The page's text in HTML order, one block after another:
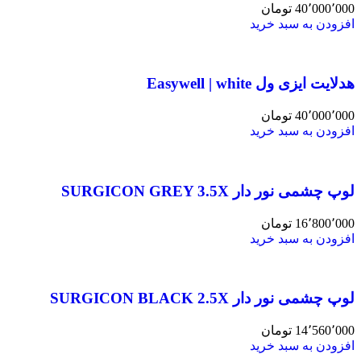
40٬000٬000 تومان
افزودن به سبد خرید
هدلایت ایزی ول Easywell | white
40٬000٬000 تومان
افزودن به سبد خرید
لوپ چشمی نور دار SURGICON GREY 3.5X
16٬800٬000 تومان
افزودن به سبد خرید
لوپ چشمی نور دار SURGICON BLACK 2.5X
14٬560٬000 تومان
افزودن به سبد خرید